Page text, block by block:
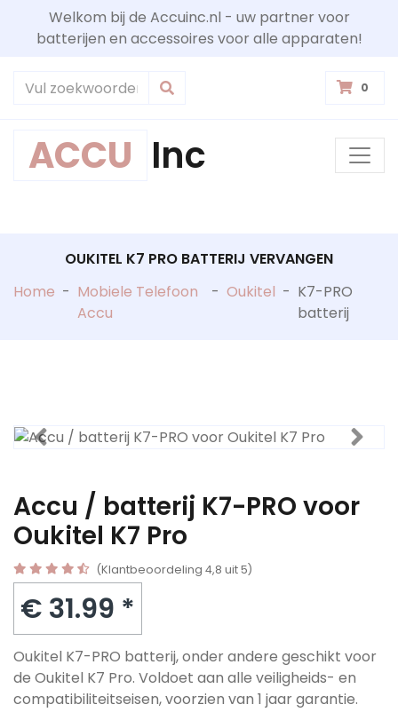
Welkom bij de Accuinc.nl - uw partner voor
batterijen en accessoires voor alle apparaten!
0
ACCU Inc
OUKITEL K7 PRO BATTERIJ VERVANGEN
Home - Mobiele Telefoon
Accu
- Oukitel - K7-PRO
batterij
Accu / batterij K7-PRO voor
Oukitel K7 Pro
(Klantbeoordeling 4,8 uit 5)
€ 31.99 *
Oukitel K7-PRO batterij, onder andere geschikt voor
de Oukitel K7 Pro. Voldoet aan alle veiligheids- en
compatibiliteitseisen, voorzien van 1 jaar garantie.